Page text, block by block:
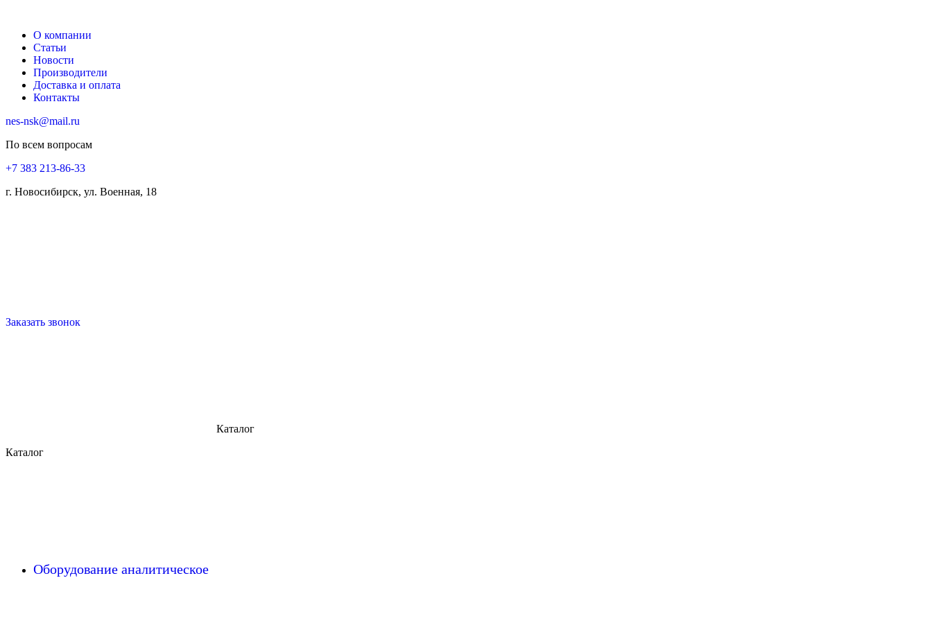
О компании
Статьи
Новости
Производители
Доставка и оплата
Контакты
nes-nsk@mail.ru
По всем вопросам
+7 383 213-86-33
г. Новосибирск, ул. Военная, 18
Заказать звонок
Каталог
Каталог
Оборудование аналитическое